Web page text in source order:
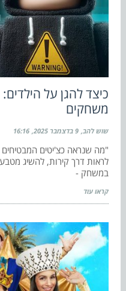
כיצד להגן על
משחקים
שוש להב 9 בדצמבר 2025 16:16
"מה שנראה כצ'יטים המבטיחים
לראות דרך קירות, להשיג
במשחק -
קראו עוד